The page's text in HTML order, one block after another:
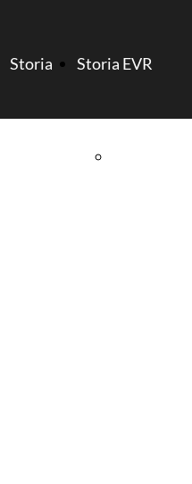
Storia Storia EVR